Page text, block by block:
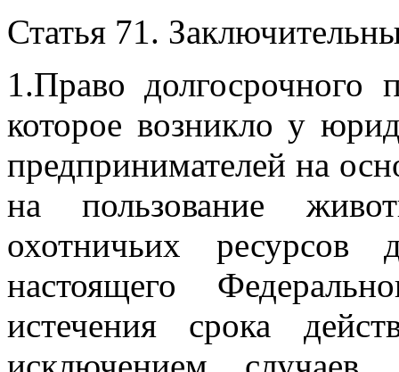
Статья 71.
1.Право долгосрочного
которое возникло у
предпринимателей на
на пользование
охотничьих
настоящего
истечения срока